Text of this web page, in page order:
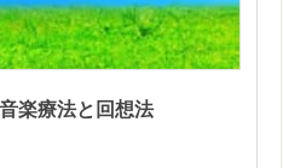
楽療法と回想法